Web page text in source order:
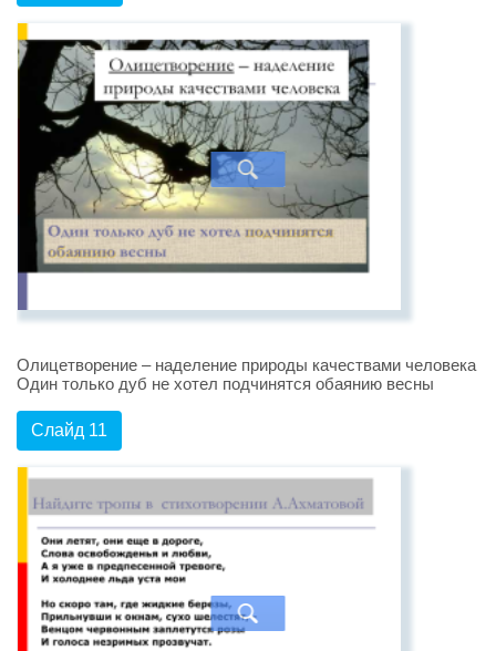
Олицетворение – наделение природы качествами человека
Один только дуб не хотел подчинятся обаянию весны
Слайд 11